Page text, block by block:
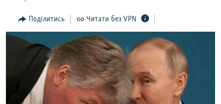
навігації
Перейти
до
пошуку
БЛОГИ
ПОГЛЯД
ІНТЕРВ'Ю
ВСЕ ЗА ДЕНЬ
СПЕЦПРОЕКТИ
ДЕПОРТАЦІЯ
ЯК ОБІЙТИ БЛОКУВАННЯ
Поділитись Читати без VPN